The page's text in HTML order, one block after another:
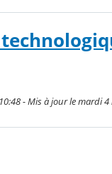
- Mis à jour le mardi